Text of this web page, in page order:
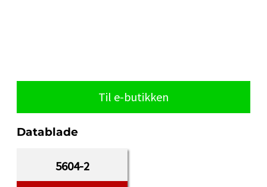
Til e-butikken
Datablade
5604-2